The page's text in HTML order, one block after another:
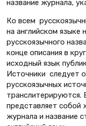
название журнала,
Ко всем
на английском языке
русскоязычного
конце описания в
исходный язык
Источники следует
русскоязычных
транслитерируются.
представляет собой
журнала и название